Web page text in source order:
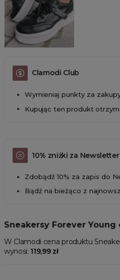
Clamodi Club
Wymieniaj punkty za
Kupując ten produkt
10% zniżki za Newsletter
Zdobądź 10% za zapis do
Bądź na bieżąco z
Sneakersy Forever Young
W Clamodi cena produktu
wynosi: 119,99 zł